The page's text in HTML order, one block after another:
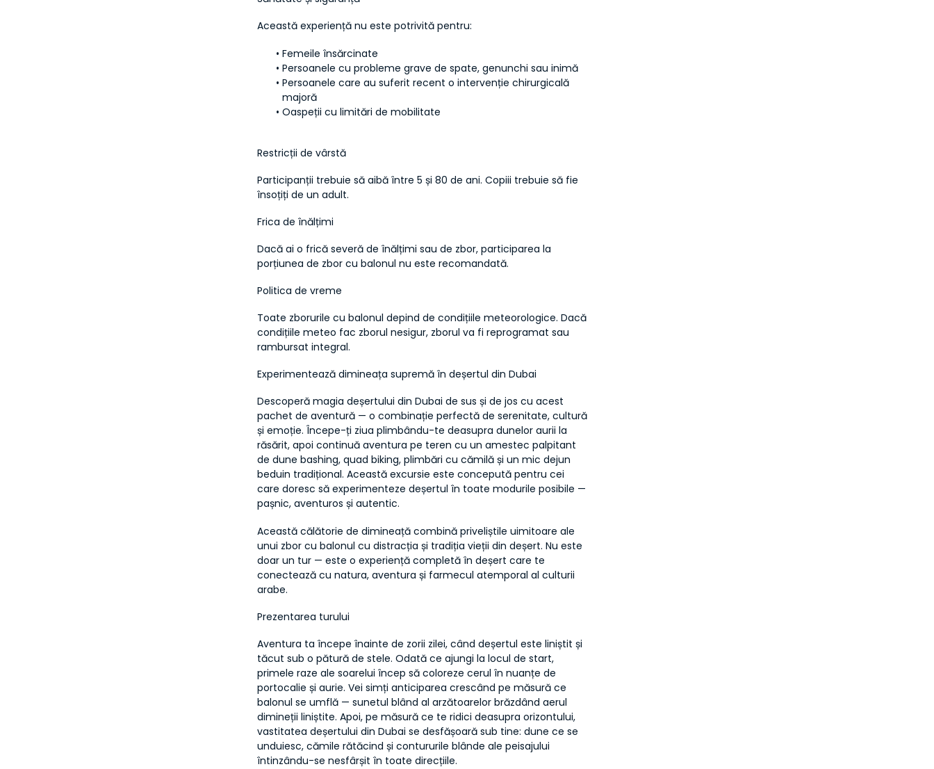
Această experiență nu este potrivită pentru:
Femeile însărcinate
Persoanele cu probleme grave de spate, genunchi sau inimă
Persoanele care au suferit recent o intervenție chirurgicală
majoră
Oaspeții cu limitări de mobilitate
Restricții de vârstă
Participanții trebuie să aibă între 5 și 80 de ani. Copiii trebuie să fie
însoțiți de un adult.
Frica de înălțimi
Dacă ai o frică severă de înălțimi sau de zbor, participarea la
porțiunea de zbor cu balonul nu este recomandată.
Politica de vreme
Toate zborurile cu balonul depind de condițiile meteorologice. Dacă
condițiile meteo fac zborul nesigur, zborul va fi reprogramat sau
rambursat integral.
Experimentează dimineața supremă în deșertul din Dubai
Descoperă magia deșertului din Dubai de sus și de jos cu acest
pachet de aventură — o combinație perfectă de serenitate, cultură
și emoție. Începe-ți ziua plimbându-te deasupra dunelor aurii la
răsărit, apoi continuă aventura pe teren cu un amestec palpitant
de dune bashing, quad biking, plimbări cu cămilă și un mic dejun
beduin tradițional. Această excursie este concepută pentru cei
care doresc să experimenteze deșertul în toate modurile posibile —
pașnic, aventuros și autentic.
Această călătorie de dimineață combină priveliștile uimitoare ale
unui zbor cu balonul cu distracția și tradiția vieții din deșert. Nu este
doar un tur — este o experiență completă în deșert care te
conectează cu natura, aventura și farmecul atemporal al culturii
arabe.
Prezentarea turului
Aventura ta începe înainte de zorii zilei, când deșertul este liniștit și
tăcut sub o pătură de stele. Odată ce ajungi la locul de start,
primele raze ale soarelui încep să coloreze cerul în nuanțe de
portocalie și aurie. Vei simți anticiparea crescând pe măsură ce
balonul se umflă — sunetul blând al arzătoarelor brăzdând aerul
dimineții liniștite. Apoi, pe măsură ce te ridici deasupra orizontului,
vastitatea deșertului din Dubai se desfășoară sub tine: dune ce se
unduiesc, cămile rătăcind și contururile blânde ale peisajului
întinzându-se nesfârșit în toate direcțiile.